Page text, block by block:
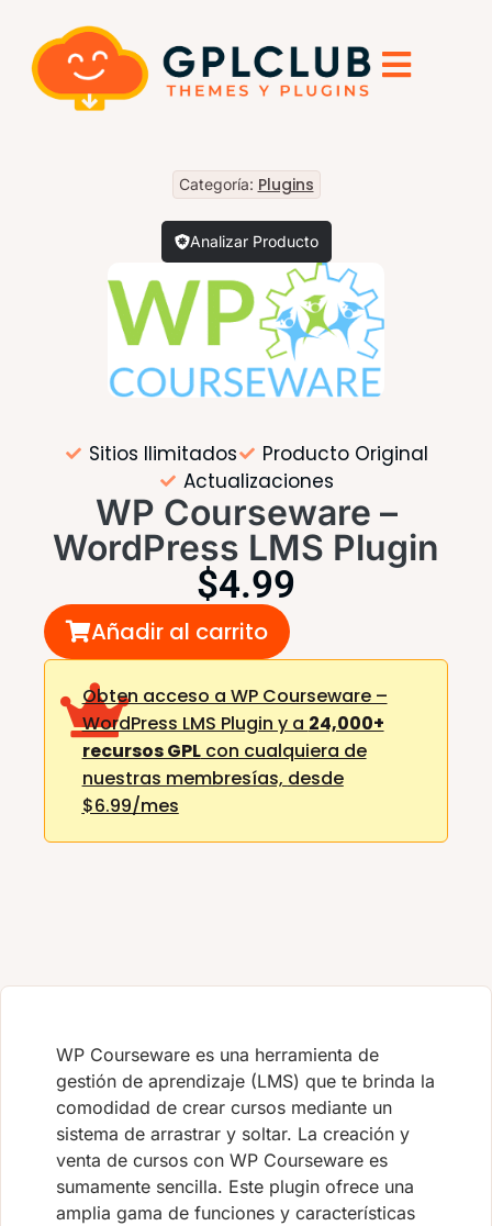
Categoría: Plugins
Analizar Producto
Sitios Ilimitados
Producto Original
Actualizaciones
WP Courseware –
WordPress LMS Plugin
$4.99
Añadir al carrito
Obten acceso a WP Courseware –
WordPress LMS Plugin y a 24,000+
recursos GPLcon cualquiera de
nuestras membresías, desde
$6.99/mes
WP Courseware es una herramienta de
gestión de aprendizaje (LMS) que te brinda la
comodidad de crear cursos mediante un
sistema de arrastrar y soltar. La creación y
venta de cursos con WP Courseware es
sumamente sencilla. Este plugin ofrece una
amplia gama de funciones y características